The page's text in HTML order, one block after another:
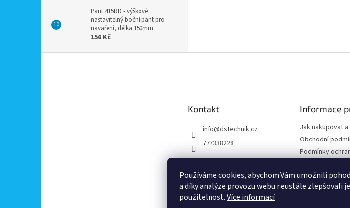
Používáme cookies, abychom Vám umožnili
a díky analýze provozu webu neustále zlepšovali
použitelnost.Více informací
Pant 415RD - výškově
nastavitelný boční pant pro
navaření, délka 150mm
156 Kč
Kontakt
info@dstechnik.cz
777338228
Informace
Jak nakupovat
Obchodní
Podmínky
Kontakty
Moje objednávka